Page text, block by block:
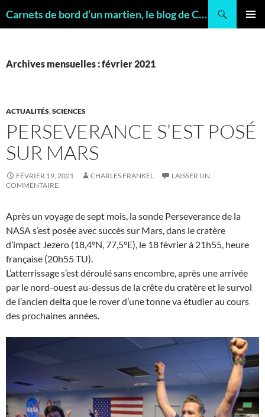
Carnets de bord d’un martien, le blog de Charles FRANKEL, géologue
Archives mensuelles : février 2021
ACTUALITÉS,SCIENCES
PERSEVERANCE S’EST POSÉ
SUR MARS
FÉVRIER 19, 2021 CHARLES FRANKEL
LAISSER UN
COMMENTAIRE
Après un voyage de sept mois, la sonde Perseverance de la
NASA s’est posée avec succès sur Mars, dans le cratère
d’impact Jezero (18,4°N, 77,5°E), le 18 février à 21h55, heure
française (20h55 TU).
L’atterrissage s’est déroulé sans encombre, après une arrivée
par le nord-ouest au-dessus de la crête du cratère et le survol
de l’ancien delta que le rover d’une tonne va étudier au cours
des prochaines années.